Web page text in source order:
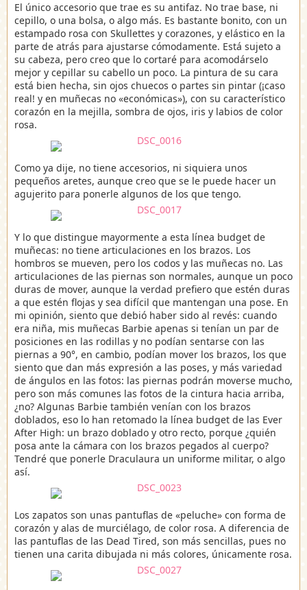
El único accesorio que trae es su antifaz. No trae base, ni
cepillo, o una bolsa, o algo más. Es bastante bonito, con un
estampado rosa con Skullettes y corazones, y elástico en la
parte de atrás para ajustarse cómodamente. Está sujeto a
su cabeza, pero creo que lo cortaré para acomodárselo
mejor y cepillar su cabello un poco. La pintura de su cara
está bien hecha, sin ojos chuecos o partes sin pintar (¡caso
real! y en muñecas no «económicas»), con su característico
corazón en la mejilla, sombra de ojos, iris y labios de color
rosa.
Como ya dije, no tiene accesorios, ni siquiera unos
pequeños aretes, aunque creo que se le puede hacer un
agujerito para ponerle algunos de los que tengo.
Y lo que distingue mayormente a esta línea budget de
muñecas: no tiene articulaciones en los brazos. Los
hombros se mueven, pero los codos y las muñecas no. Las
articulaciones de las piernas son normales, aunque un poco
duras de mover, aunque la verdad prefiero que estén duras
a que estén flojas y sea difícil que mantengan una pose. En
mi opinión, siento que debió haber sido al revés: cuando
era niña, mis muñecas Barbie apenas si tenían un par de
posiciones en las rodillas y no podían sentarse con las
piernas a 90°, en cambio, podían mover los brazos, los que
siento que dan más expresión a las poses, y más variedad
de ángulos en las fotos: las piernas podrán moverse mucho,
pero son más comunes las fotos de la cintura hacia arriba,
¿no? Algunas Barbie también venían con los brazos
doblados, eso lo han retomado la línea budget de las Ever
After High: un brazo doblado y otro recto, porque ¿quién
posa ante la cámara con los brazos pegados al cuerpo?
Tendré que ponerle Draculaura un uniforme militar, o algo
así.
Los zapatos son unas pantuflas de «peluche» con forma de
corazón y alas de murciélago, de color rosa. A diferencia de
las pantuflas de las Dead Tired, son más sencillas, pues no
tienen una carita dibujada ni más colores, únicamente rosa.